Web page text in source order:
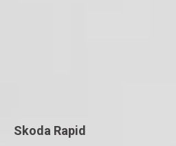
Skoda Rapid